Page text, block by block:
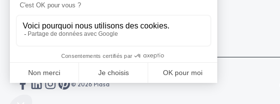
Demande d’estimation
© 2026 Piasa